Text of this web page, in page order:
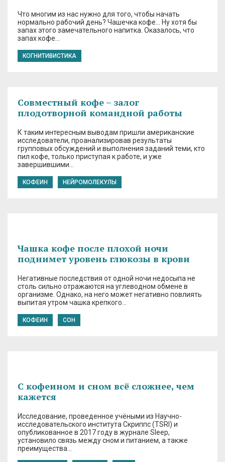
Что многим из нас нужно для того, чтобы начать
нормально рабочий день? Чашечка кофе… Ну хотя бы
запах этого замечательного напитка. Оказалось, что
запах кофе…
КОГНИТИВИСТИКА
Совместный кофе – залог
плодотворной командной работы
К таким интересным выводам пришли американские
исследователи, проанализировав результаты
групповых обсуждений и выполнения заданий теми, кто
пил кофе, только приступая к работе, и уже
завершившими…
КОФЕИН НЕЙРОМОЛЕКУЛЫ
Чашка кофе после плохой ночи
поднимет уровень глюкозы в крови
Негативные последствия от одной ночи недосыпа не
столь сильно отражаются на углеводном обмене в
организме. Однако, на него может негативно повлиять
выпитая утром чашка крепкого…
КОФЕИН СОН
С кофеином и сном всё сложнее, чем
кажется
Исследование, проведенное учёными из Научно-
исследовательского института Скриппс (TSRI) и
опубликованное в 2017 году в журнале Sleep,
установило связь между сном и питанием, а также
преимущества…